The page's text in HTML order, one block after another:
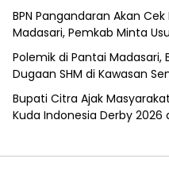
BPN Pangandaran Akan
Madasari, Pemkab Minta
Polemik di Pantai Madasari,
Dugaan SHM di Kawasan
Bupati Citra Ajak
Kuda Indonesia Derby 2026